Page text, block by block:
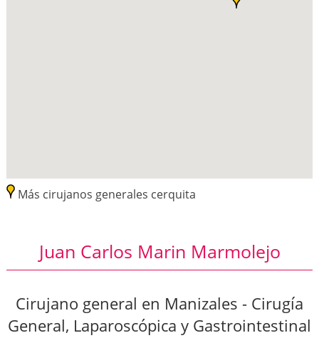
Más cirujanos generales cerquita
Juan Carlos Marin Marmolejo
Cirujano general en Manizales - Cirugía
General, Laparoscópica y Gastrointestinal